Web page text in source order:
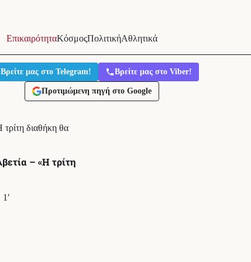
ΕπικαιρότηταΚόσμοςΠολιτικήΑθλητικά
Βρείτε μας στο Telegram! Βρείτε μας στο Viber!
Προτιμώμενη πηγή στο Google
τρίτη διαθήκη θα
– «Η τρίτη
1′